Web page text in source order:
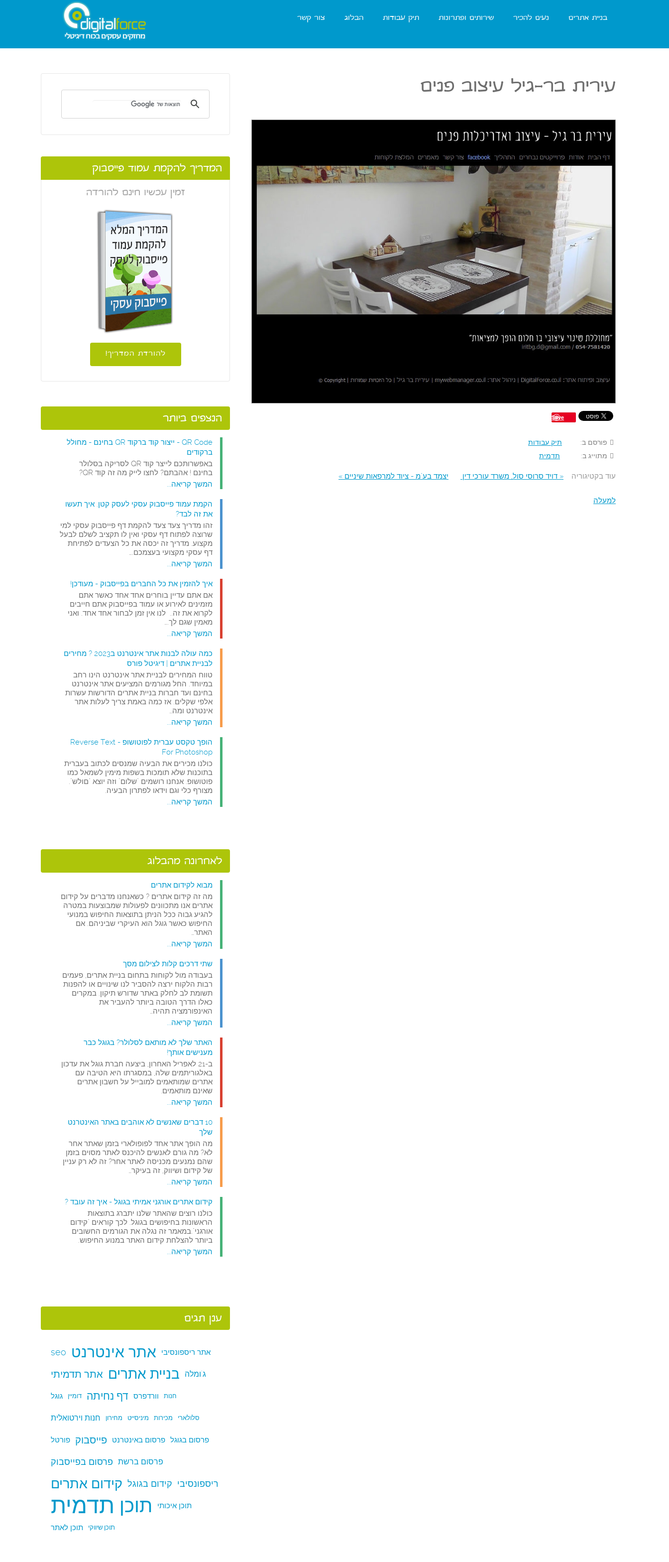
בניית אתרים נעים להכיר שירותים ופתרונות תיק עבודות הבלוג צור קשר
עירית בר-גיל עיצוב פנים
Save
פורסם ב:
תיק עבודות
מתוייג ב:
תדמית
עוד בקטיגוריה « דויד סרוסי סול, משרד עורכי דין יצמד בע"מ - ציוד למרפאות שיניים »
למעלה
המדריך להקמת עמוד פייסבוק
זמין עכשיו חינם להורדה
להורדת המדריך!
הנצפים ביותר
QR Code - ייצור קוד ברקוד QR בחינם - מחולל
ברקודים
באפשרותכם לייצר קוד QR לסריקה בסלולר
בחינם ! אהבתם? לחצו לייק מה זה קוד QR?
המשך קריאה...
הקמת עמוד פייסבוק עסקי לעסק קטן. איך תעשו
את זה לבד?
זהו מדריך צעד צעד להקמת דף פייסבוק עסקי למי
שרוצה לפתוח דף עסקי ואין לו תקציב לשלם לבעל
מקצוע. מדריך זה יכסה את כל הצעדים לפתיחת
דף עסקי מקצועי בעצמכם.…
המשך קריאה...
איך להזמין את כל החברים בפייסבוק - מעודכן!
אם אתם עדיין בוחרים אחד אחד כאשר אתם
מזמינים לאירוע או עמוד בפייסבוק אתם חייבים
לקרוא את זה.. לנו אין זמן לבחור אחד אחד. ואני
מאמין שגם לך.…
המשך קריאה...
כמה עולה לבנות אתר אינטרנט ב2023 ? מחירים
לבניית אתרים | דיגיטל פורס
טווח המחירים לבניית אתר אינטרנט הינו רחב
במיוחד. החל מגורמים המציעים אתר אינטרנט
בחינם ועד חברות בניית אתרים הדורשות עשרות
אלפי שקלים. אז כמה באמת צריך לעלות אתר
אינטרנט ומה…
המשך קריאה...
הופך טקסט עברית לפוטושופ - Reverse Text
For Photoshop
כולנו מכירים את הבעיה שמנסים לכתוב בעברית
בתוכנות שלא תומכות בשפות מימין לשמאל כמו
פוטושופ. אנחנו רושמים "שלום" וזה יוצא "םולש".
מצורף כלי וגם וידאו לפתרון הבעיה.
המשך קריאה...
לאחרונה מהבלוג
מבוא לקידום אתרים
מה זה קידום אתרים ? כשאנחנו מדברים על קידום
אתרים אנו מתכוונים לפעולות שמבוצעות במטרה
להגיע גבוה ככל הניתן בתוצאות החיפוש במנועי
החיפוש כאשר גוגל הוא העיקרי שביניהם. אם
האתר…
המשך קריאה...
שתי דרכים קלות לצילום מסך
בעבודה מול לקוחות בתחום בניית אתרים, פעמים
רבות הלקוח ירצה להסביר לנו שינויים או להפנות
תשומת לב לחלק באתר שדורש תיקון. במקרים
כאלו הדרך הטובה ביותר להעביר את
האינפורמציה תהיה…
המשך קריאה...
האתר שלך לא מותאם לסלולר? בגוגל כבר
מענישים אותך!
ב-21 לאפריל האחרון, ביצעה חברת גוגל את עדכון
באלגוריתמים שלה, במסגרתו היא הטיבה עם
אתרים שמותאמים למובייל על חשבון אתרים
שאינם מותאמים.
המשך קריאה...
10 דברים שאנשים לא אוהבים באתר האינטרנט
שלך
מה הופך אתר אחד לפופולארי בזמן שאתר אחר
לא? מה גורם לאנשים להיכנס לאתר מסוים בזמן
שהם נמנעים מכניסה לאתר אחר? זה לא רק עניין
של קידום ושיווק, זה בעיקר…
המשך קריאה...
קידום אתרים אורגני אמיתי בגוגל - איך זה עובד ?
כולנו רוצים שהאתר שלנו יתברג בתוצאות
הראשונות בחיפושים בגוגל. לכך קוראים "קידום
אורגני".במאמר זה נגלה את הגורמים החשובים
ביותר להצלחת קידום האתר במנוע החיפוש.
המשך קריאה...
ענן תגים
seo אתר אינטרנט אתר ריספונסיבי
אתר תדמיתי בניית אתרים ג'ומלה
גוגל דומיין דף נחיתה וורדפרס חנות
חנות וירטואלית מחירון מיניסייט מכירות סלולארי
פורטל פייסבוק פרסום באינטרנט פרסום בגוגל
פרסום בפייסבוק פרסום ברשת
קידום אתרים קידום בגוגל ריספונסיבי
תדמית תוכן תוכן איכותי
תוכן לאתר תוכן שיווקי